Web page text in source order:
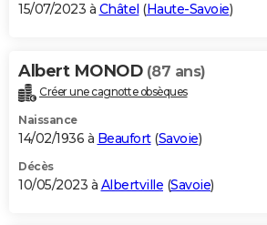
15/07/2023 à Châtel (Haute-Savoie)
Albert MONOD (87 ans)
Créer une cagnotte obsèques
Naissance
14/02/1936 à Beaufort(Savoie)
Décès
10/05/2023 à Albertville (Savoie)